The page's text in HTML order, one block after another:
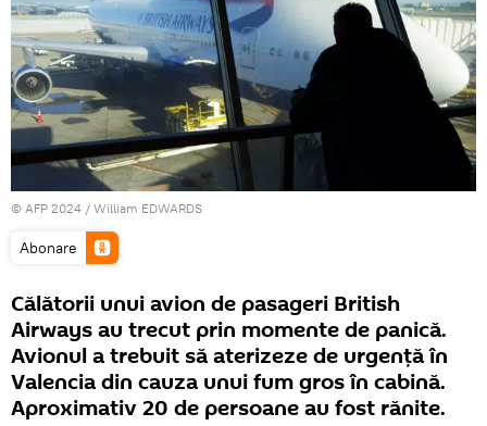
© AFP 2024 / William EDWARDS
Abonare
Călătorii unui avion de pasageri British
Airways au trecut prin momente de panică.
Avionul a trebuit să aterizeze de urgenţă în
Valencia din cauza unui fum gros în cabină.
Aproximativ 20 de persoane au fost rănite.